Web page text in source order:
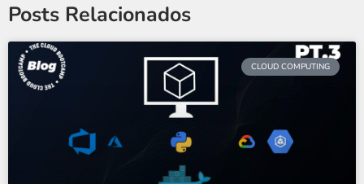
Posts Relacionados
CLOUD COMPUTING